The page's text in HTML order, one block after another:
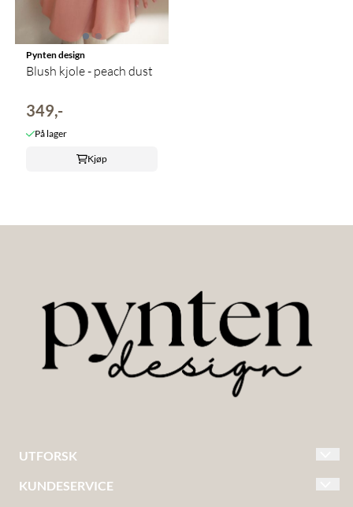
Pynten design
Blush kjole - peach dust
349,-
På lager
Kjøp
UTFORSK
BARNEKLÆR MED NAVN
KUNDESERVICE